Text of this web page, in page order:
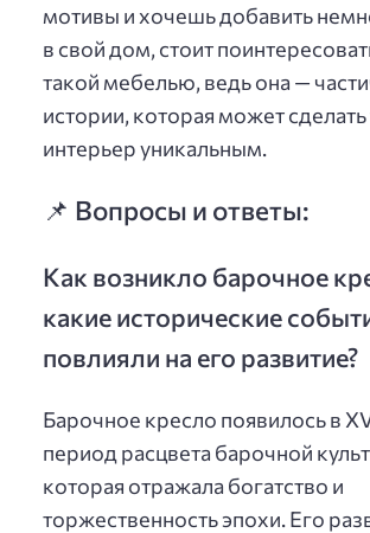
мотивы и хочешь добавить
в свой дом, стоит
такой мебелью, ведь она —
истории, которая может сделать
интерьер уникальным.
📌 Вопросы и ответы:
Как возникло барочное
какие исторические
повлияли на его развитие?
Барочное кресло появилось в
период расцвета барочной
которая отражала богатство и
торжественность эпохи. Его